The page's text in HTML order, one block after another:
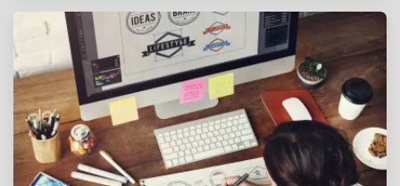
проводятся специальные мероприятия.